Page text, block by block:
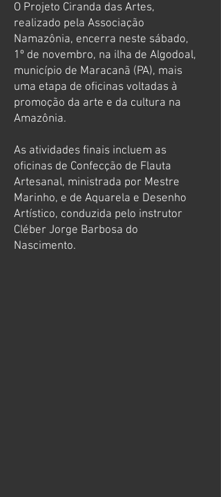
O Projeto Ciranda das Artes,
realizado pela Associação
Namazônia, encerra neste sábado,
1º de novembro, na ilha de Algodoal,
município de Maracanã (PA), mais
uma etapa de oficinas voltadas à
promoção da arte e da cultura na
Amazônia.
As atividades finais incluem as
oficinas de Confecção de Flauta
Artesanal, ministrada por Mestre
Marinho, e de Aquarela e Desenho
Artístico, conduzida pelo instrutor
Cléber Jorge Barbosa do
Nascimento.